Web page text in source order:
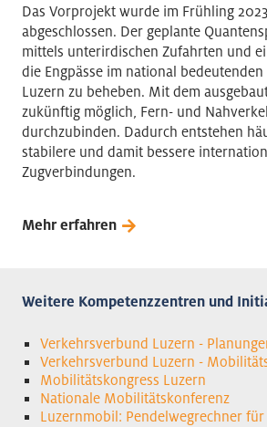
Das Vorprojekt wurde im Frühling
abgeschlossen. Der geplante
mittels unterirdischen Zufahrten und
die Engpässe im national
Luzern zu beheben. Mit dem
zukünftig möglich, Fern- und
durchzubinden. Dadurch entstehen
stabilere und damit bessere
Zugverbindungen.
Mehr erfahren
Weitere Kompetenzzentren und
Verkehrsverbund Luzern -
Verkehrsverbund Luzern -
Mobilitätskongress Luzern
Nationale Mobilitätskonferenz
Luzernmobil: Pendelwegrechner